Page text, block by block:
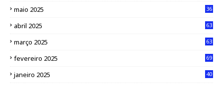
maio 2025 36
abril 2025 63
março 2025 63
fevereiro 2025 69
janeiro 2025 40